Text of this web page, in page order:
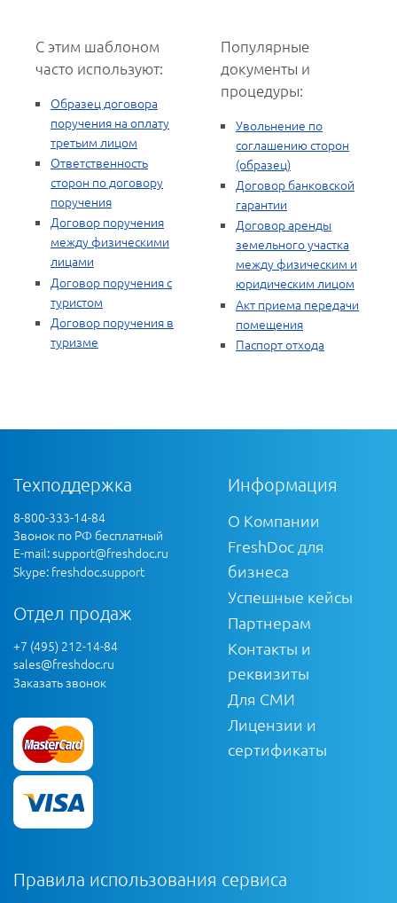
С этим шаблоном
часто используют:
Образец договора
поручения на оплату
третьим лицом
Ответственность
сторон по договору
поручения
Договор поручения
между физическими
лицами
Договор поручения с
туристом
Договор поручения в
туризме
Популярные
документы и
процедуры:
Увольнение по
соглашению сторон
(образец)
Договор банковской
гарантии
Договор аренды
земельного участка
между физическим и
юридическим лицом
Акт приема передачи
помещения
Паспорт отхода
Техподдержка
8-800-333-14-84
Звонок по РФ бесплатный
E-mail:support@freshdoc.ru
Skype: freshdoc.support
Отдел продаж
+7 (495) 212-14-84
sales@freshdoc.ru
Заказать звонок
Информация
О Компании
FreshDoc для
бизнеса
Успешные кейсы
Партнерам
Контакты и
реквизиты
Для СМИ
Лицензии и
сертификаты
Правила использования сервиса